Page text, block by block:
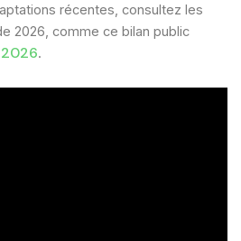
récentes, consultez les
2026, comme ce bilan public
.